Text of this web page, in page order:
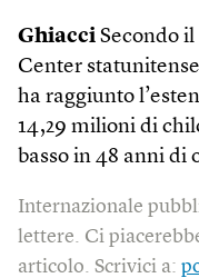
Ghiacci Secondo
Center
ha raggiunto
14,29 milioni di
basso in 48 anni di
Internazionale
lettere. Ci
articolo. Scrivici a: